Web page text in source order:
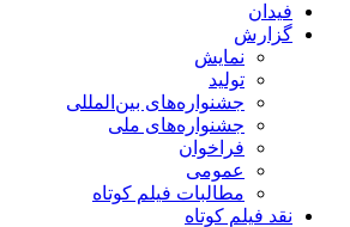
فیدان
گزارش
نمایش
تولید
‌‌جشنواره‌های بین‌المللی
جشنواره‌های ملی
فراخوان
عمومی
مطالبات فیلم کوتاه
نقد فیلم کوتاه